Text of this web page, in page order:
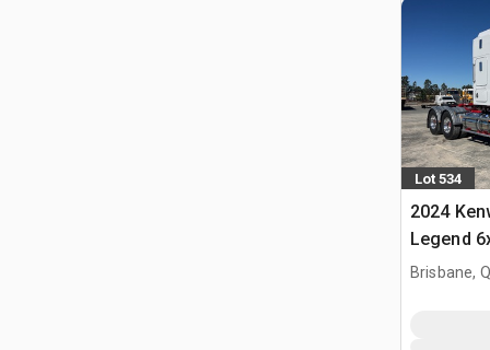
Lot 534
2024
Legend
cuccetta
Brisbane,